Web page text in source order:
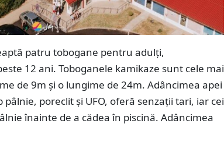
patru tobogane pentru adulți,
12 ani. Toboganele kamikaze sunt cele mai
de 9m și o lungime de 24m. Adâncimea apei
pâlnie, poreclit și UFO, oferă senzații tari, iar cei
înainte de a cădea în piscină. Adâncimea